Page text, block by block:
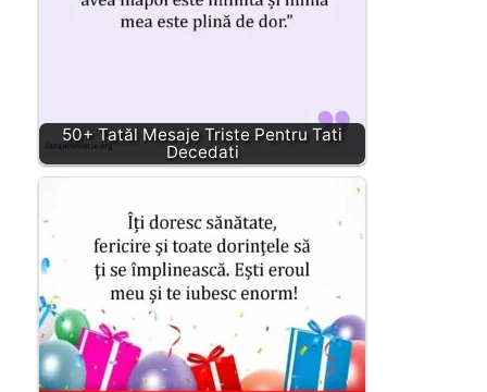
50+ Tatăl Mesaje Triste Pentru Tati
Decedati